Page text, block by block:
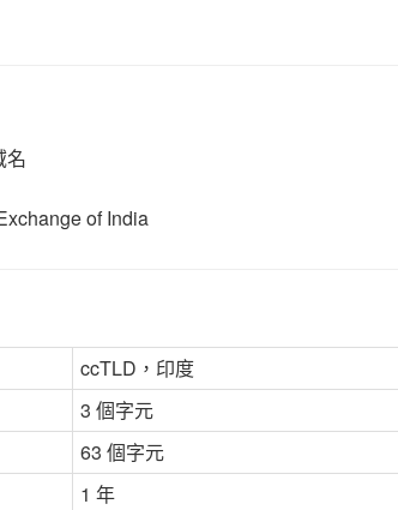
名
of India
ccTLD，印度
3 個字元
63 個字元
1 年